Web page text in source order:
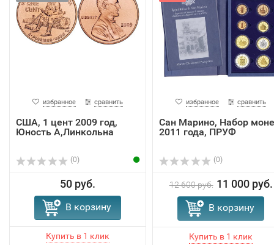
избранное сравнить
США, 1 цент 2009 год,
Юность А,Линкольна
(0)
50 руб.
В корзину
избранное сравнить
Сан Марино, Набор
2011 года, ПРУФ
(0)
12 600 руб. 11 000 руб.
В корзину